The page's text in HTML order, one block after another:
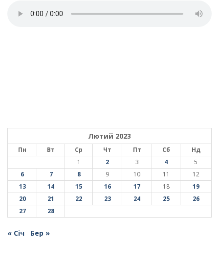
Лютий 2023
Пн Вт Ср Чт Пт Сб
Нд
1
2 3 4
5
6
7 8 9 10 11
12
13
14 15 16 17 18
19
20
21 22 23 24 25
26
27
28
« Січ Бер »